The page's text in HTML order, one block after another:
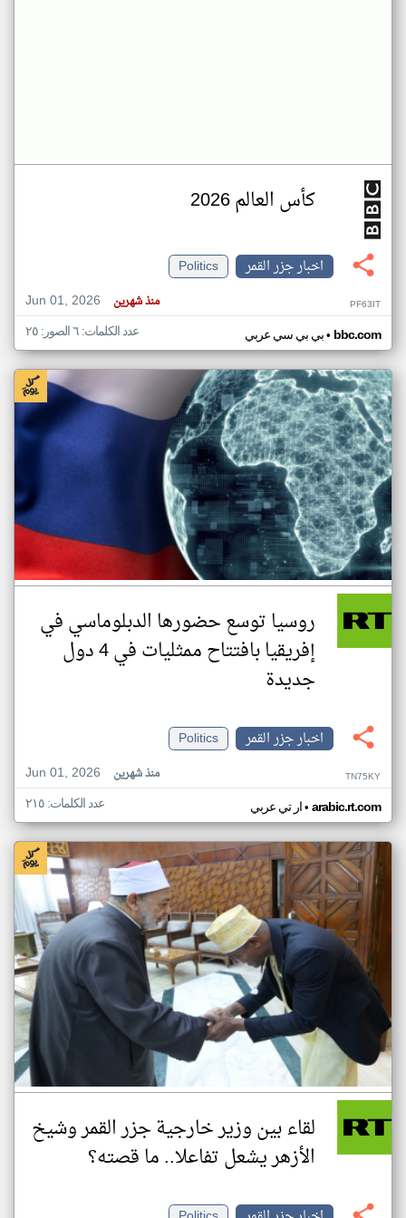
كأس العالم 2026
اخبار جزر القمر
Politics
Jun 01, 2026
منذ شهرين PF63IT
بي بي سي عربي• bbc.com عدد الكلمات: ٦ الصور: ٢٥
روسيا توسع حضورها الدبلوماسي في
إفريقيا بافتتاح ممثليات في 4 دول
جديدة
اخبار جزر القمر
Politics
Jun 01, 2026
منذ شهرين TN75KY
ار تي عربي• arabic.rt.com عدد الكلمات: ٢١٥
لقاء بين وزير خارجية جزر القمر وشيخ
الأزهر يشعل تفاعلا.. ما قصته؟